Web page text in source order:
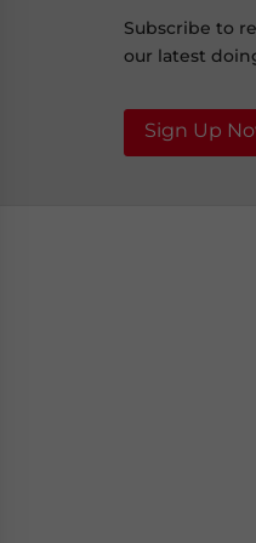
Subscribe to
our latest
Sign Up